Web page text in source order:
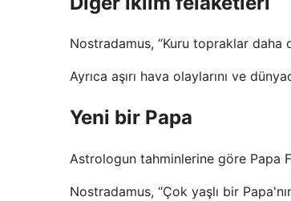
Nostradamus, “Kuru topraklar
Ayrıca aşırı hava olaylarını ve
Yeni bir Papa
Astrologun tahminlerine göre Papa
Nostradamus, “Çok yaşlı bir